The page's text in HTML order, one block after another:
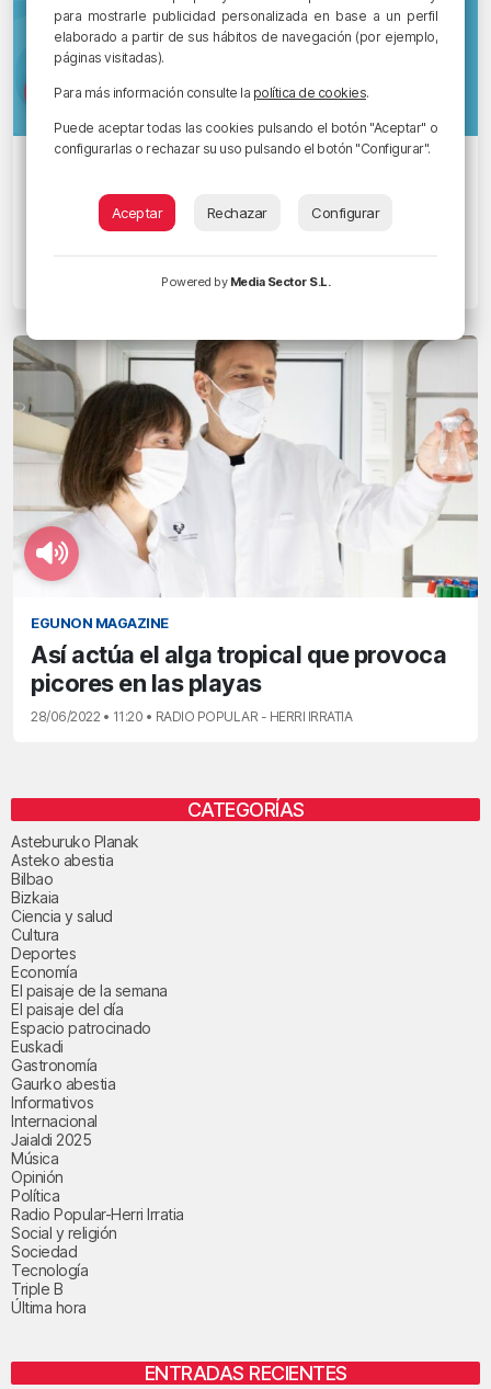
DIÁLOGOS
«Va a determinar no sólo los
ecosistemas sino las propias
sociedades»
20/09/2022 • 19:26 • JUANMA JUBERA
EGUNON MAGAZINE
Así actúa el alga tropical que provoca
picores en las playas
28/06/2022 • 11:20 • RADIO POPULAR - HERRI IRRATIA
CATEGORÍAS
Asteburuko Planak
Asteko abestia
Bilbao
Bizkaia
Ciencia y salud
Cultura
Deportes
Economía
El paisaje de la semana
El paisaje del día
Espacio patrocinado
Euskadi
Gastronomía
Gaurko abestia
Informativos
Internacional
Jaialdi 2025
Música
Opinión
Política
Radio Popular-Herri Irratia
Social y religión
Sociedad
Tecnología
Triple B
Última hora
ENTRADAS RECIENTES
para mostrarle publicidad personalizada en base a un perfil
elaborado a partir de sus hábitos de navegación (por ejemplo,
páginas visitadas).
Para más información consulte la política de cookies.
Puede aceptar todas las cookies pulsando el botón "Aceptar" o
configurarlas o rechazar su uso pulsando el botón "Configurar".
Aceptar Rechazar Configurar
Powered by Media Sector S.L.